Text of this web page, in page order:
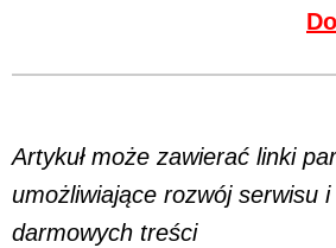
Artykuł może zawierać linki
umożliwiające rozwój serwisu
darmowych treści